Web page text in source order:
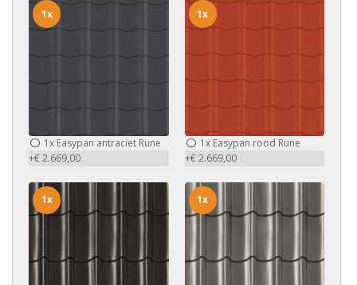
1x Easypan antraciet Rune
+€ 2.669,00
1x
1xEasypan rood Rune
+€ 2.669,00
1x
1x 1x